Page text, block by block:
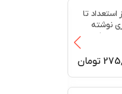
استعداد تا
نوشته
نژاد
تومان